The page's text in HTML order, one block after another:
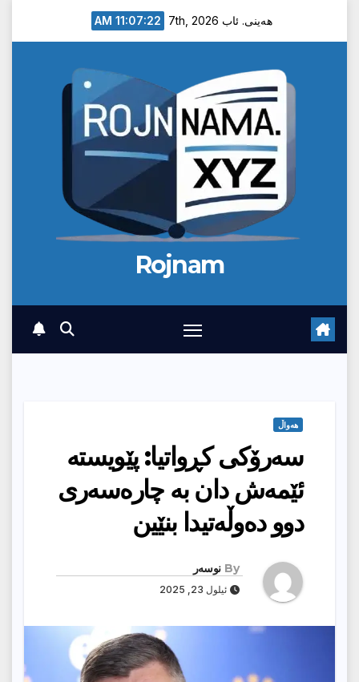
هەینی. ئاب 7th, 2026 11:07:23 AM
Rojnam
هەواڵ
سه‌رۆكی كڕواتیا: پێویسته‌
ئێمه‌ش دان به‌ چاره‌سه‌ری
دوو ده‌وڵه‌تیدا بنێین
By نوسەر
ئیلول 23, 2025